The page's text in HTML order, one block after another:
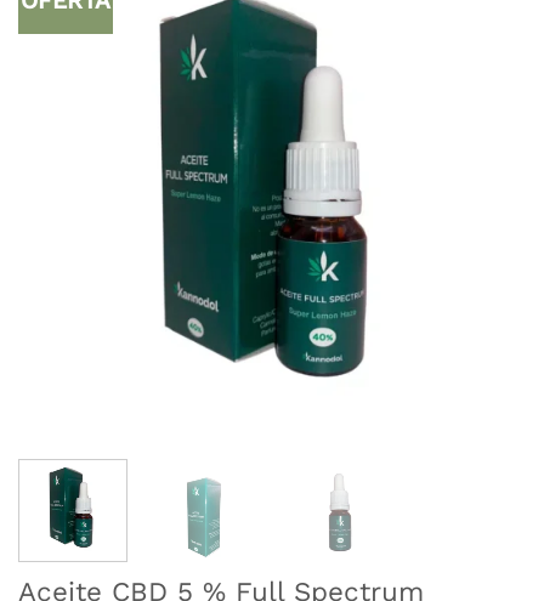
Aceite CBD 5 % Full Spectrum